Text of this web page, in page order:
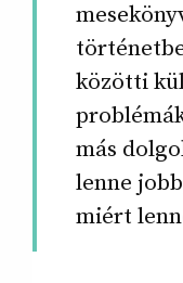
közötti
más
lenne
miért